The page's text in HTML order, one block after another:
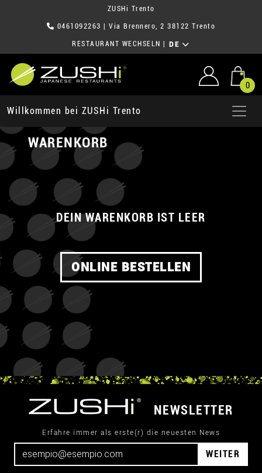
ZUSHi Trento
0461092263 | Via Brennero, 2 38122 Trento
RESTAURANT WECHSELN DE
0
Willkommen bei ZUSHi Trento
WARENKORB
DEIN WARENKORB IST LEER
ONLINE BESTELLEN
NEWSLETTER
Erfahre immer als erste(r) die neuesten News
WEITER